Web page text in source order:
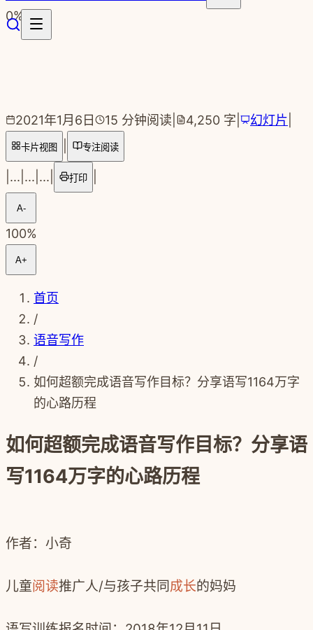
跳转到主要内容
0%
2021年1月6日 15 分钟阅读 4,250 字 幻灯片
卡片视图 专注阅读
... ... ... 打印
A-
100%
A+
首页
/
语音写作
/
如何超额完成语音写作目标？分享语写1164万字
的心路历程
如何超额完成语音写作目标？分享语
写1164万字的心路历程
作者：小奇
儿童阅读推广人/与孩子共同成长的妈妈